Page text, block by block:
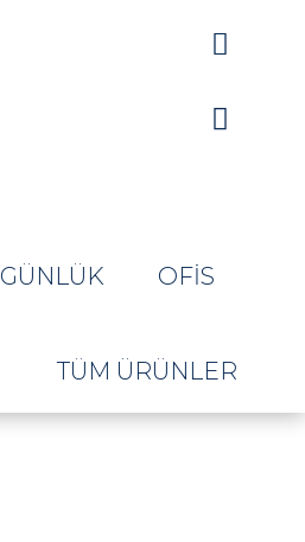


GÜNLÜK OFIS
TÜM ÜRÜNLER